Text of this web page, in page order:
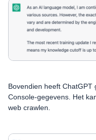
Bovendien heeft
Console-gegevens. Het
web crawlen.